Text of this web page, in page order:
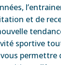
et de
sportive
permettre